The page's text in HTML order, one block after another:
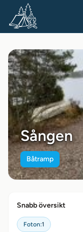
Sången
Båtramp
Snabb översikt
Foton:1